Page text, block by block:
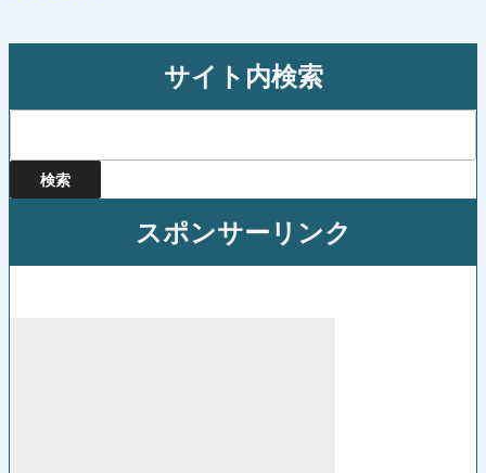
吉
サイト内検索
スポンサーリンク